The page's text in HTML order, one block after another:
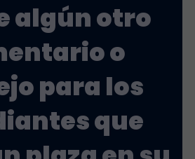
algún otro
o
para los
que